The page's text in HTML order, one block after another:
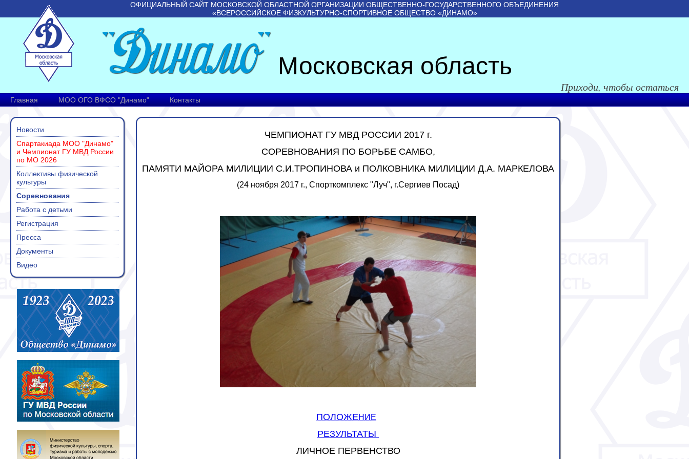
ОФИЦИАЛЬНЫЙ САЙТ МОСКОВСКОЙ ОБЛАСТНОЙ ОРГАНИЗАЦИИ ОБЩЕСТВЕННО-ГОСУДАРСТВЕННОГО ОБЪЕДИНЕНИЯ
«ВСЕРОССИЙСКОЕ ФИЗКУЛЬТУРНО-СПОРТИВНОЕ ОБЩЕСТВО «ДИНАМО»
Московская область
Приходи, чтобы остаться
Главная МОО ОГО ВФСО "Динамо" Контакты
Новости
Спартакиада МОО "Динамо"
и Чемпионат ГУ МВД России
по МО 2026
Коллективы физической
культуры
Соревнования
Работа с детьми
Регистрация
Пресса
Документы
Видео
ЧЕМПИОНАТ ГУ МВД РОССИИ 2017 г.
СОРЕВНОВАНИЯ ПО БОРЬБЕ САМБО,
ПАМЯТИ МАЙОРА МИЛИЦИИ С.И.ТРОПИНОВА и ПОЛКОВНИКА МИЛИЦИИ Д.А. МАРКЕЛОВА
(24 ноября 2017 г., Спорткомплекс "Луч", г.Сергиев Посад)
ПОЛОЖЕНИЕ
РЕЗУЛЬТАТЫ
ЛИЧНОЕ ПЕРВЕНСТВО